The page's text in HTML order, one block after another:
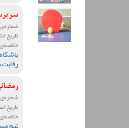
تاریخ
تاریخ